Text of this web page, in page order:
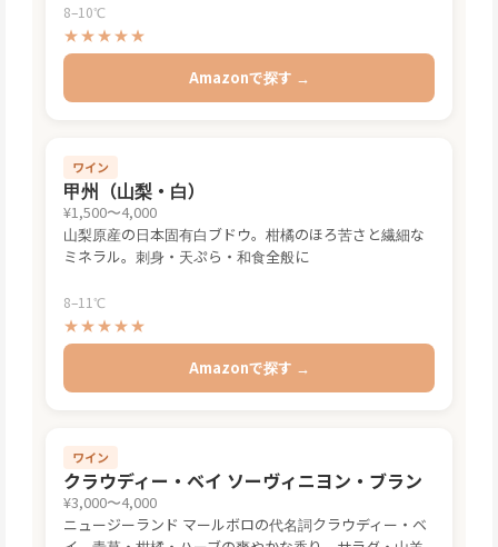
8–10℃
★★★★★
Amazonで探す →
ワイン
甲州（山梨・白）
¥1,500〜4,000
山梨原産の日本固有白ブドウ。柑橘のほろ苦さと繊細な
ミネラル。刺身・天ぷら・和食全般に
8–11℃
★★★★★
Amazonで探す →
ワイン
クラウディー・ベイ ソーヴィニヨン・ブラン
¥3,000〜4,000
ニュージーランド マールボロの代名詞クラウディー・ベ